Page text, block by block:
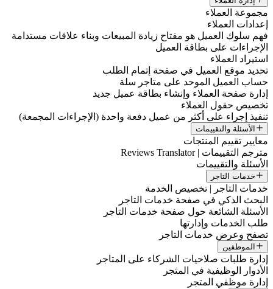
مجموعة العملاء
إعدادات العملاء
فهم سلوك العميل هو مفتاح زيادة المبيعات وبناء علاقات مستدامة
الإجراءات على بطاقة العميل
استيراد العملاء
تحديد موقع العميل في صفحة إتمام الطلب
حساب العميل الموحد على متاجر سلة
إدارة صفحة العملاء وإنشاء بطاقة عميل جديد
تخصيص حقول العملاء
تنفيذ إجراء على أكثر من عميل دفعة واحدة (الإجراءات المجمعة)
الأسئلة والتقييمات
معايير تقييم المنتجات
مترجم التقييمات | Reviews Translator
الأسئلة والتقييمات
خدمات التاجر
خدمات التاجر | تخصيص الخدمة
البحث الذكي في صفحة خدمات التاجر
الأسئلة الشائعة حول صفحة خدمات التاجر
طلب الخدمات وإدارتها
تصفح وعرض خدمات التاجر
الموظفين
إدارة طلبات صلاحيات الشركاء على المتاجر
الأدوار الوظيفية في المتجر
إدارة موظفي المتجر